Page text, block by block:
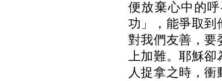
便放棄心中的
功」，能爭取到
對我們友善，要
上加難。耶穌
人捉拿之時，